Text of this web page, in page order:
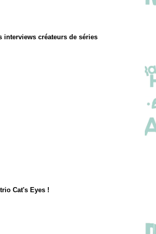
interviews créateurs de séries
Cat's Eyes !